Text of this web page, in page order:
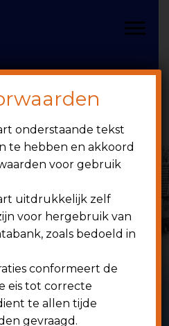
heden
2020
Frank Kusters (trainer), Erik
onderstaande tekst
te hebben en akkoord
voor gebruik
uitdrukkelijk zelf
voor hergebruik van
zoals bedoeld in
conformeert de
eis tot correcte
te allen tijde
gevraagd.